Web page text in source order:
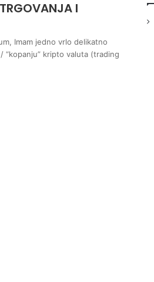
I
Imam jedno vrlo delikatno
“kopanju” kripto valuta (trading